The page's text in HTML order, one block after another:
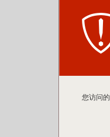
您访问的